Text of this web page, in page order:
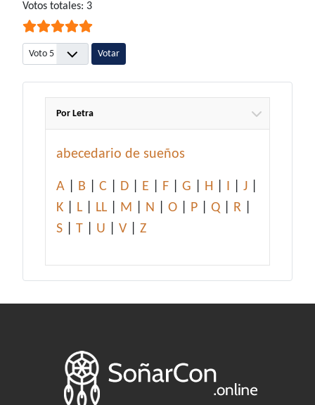
Ratio:5/5
Votos totales: 3
Por favor, vote
Por Letra
abecedario de sueños
A B C D E F G H I J
K
L LL M N O P Q R
S
T U V Z